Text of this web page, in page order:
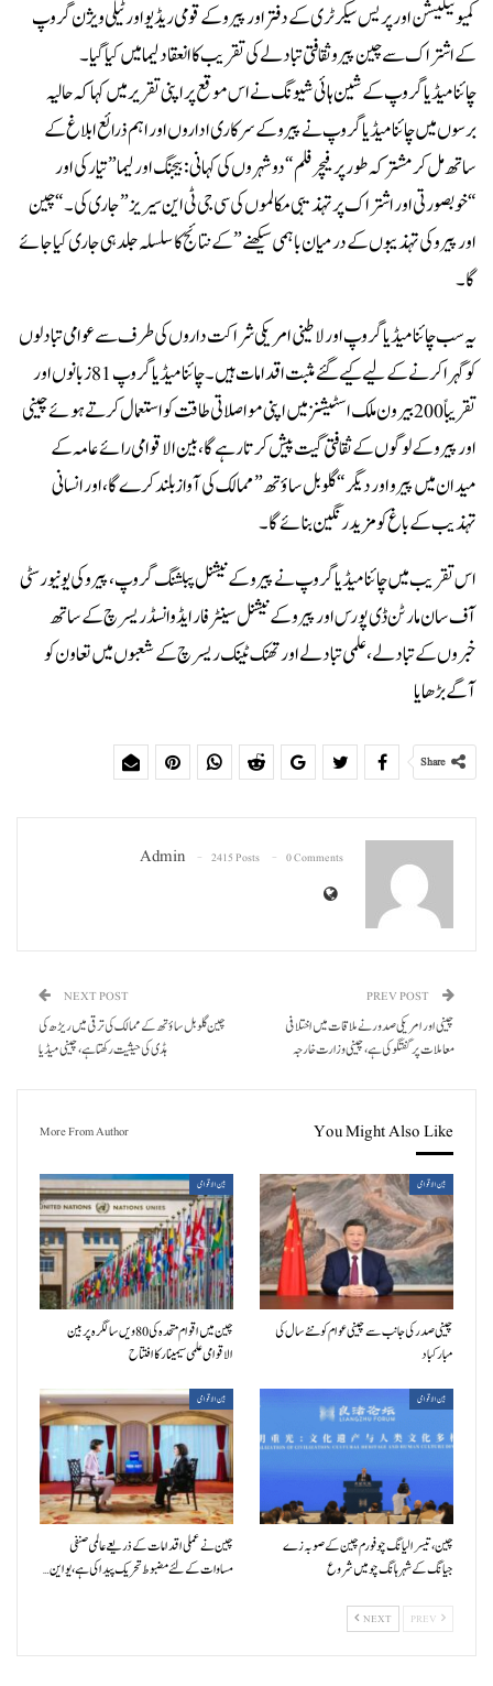
کمیونیکیشن اور پریس سیکرٹری کے دفتر اور پیرو کے قومی ریڈیو اور ٹیلی ویژن گروپ
کے اشتراک سے چین پیرو ثقافتی تبادلے کی تقریب کا انعقاد لیما میں کیا گیا۔
چائنا میڈیا گروپ کے شین ہائی شیونگ نے اس موقع پر اپنی تقریر میں کہا کہ حالیہ
برسوں میں چائنا میڈیا گروپ نے پیرو کے سرکاری اداروں اور اہم ذرائع ابلاغ کے
ساتھ مل کر مشترکہ طور پر فیچر فلم “دو شہروں کی کہانی: بیجنگ اور لیما” تیار کی اور
“خوبصورتی اور اشتراک پر تہذیبی مکالموں کی سی جی ٹی این سیریز” جاری کی۔ “چین
اور پیرو کی تہذیبوں کے درمیان باہمی سیکھنے” کے نتائج کا سلسلہ جلد ہی جاری کیا جائے
گا۔
یہ سب چائنا میڈیا گروپ اور لاطینی امریکی شراکت داروں کی طرف سے عوامی تبادلوں
کو گہرا کرنے کے لیے کیے گئے مثبت اقدامات ہیں۔ چائنا میڈیا گروپ 81 زبانوں اور
تقریباً 200 بیرون ملک اسٹیشنز میں اپنی مواصلاتی طاقت کو استعمال کرتے ہوئے چینی
اور پیرو کے لوگوں کے ثقافتی گیت پیش کرتا رہے گا، بین الاقوامی رائے عامہ کے
میدان میں پیرو اور دیگر “گلوبل ساؤتھ” ممالک کی آواز بلند کرے گا، اور انسانی
تہذیب کے باغ کو مزید رنگین بنائے گا۔
اس تقریب میں چائنا میڈیا گروپ نے پیرو کے نیشنل پبلشنگ گروپ، پیرو کی یونیورسٹی
آف سان مارٹن ڈی پورس اور پیرو کے نیشنل سینٹر فار ایڈوانسڈ ریسرچ کے ساتھ
خبروں کے تبادلے، علمی تبادلے اور تھنک ٹینک ریسرچ کے شعبوں میں تعاون کو
آگے بڑھایا
Share
Admin 2415 Posts 0 Comments
چینی اور امریکی صدور نے ملاقات میں اختلافی
معاملات پر گفتگو کی ہے، چینی وزارت خارجہ
NEXT POST
چین گلوبل ساؤتھ کے ممالک کی ترقی میں ریڑھ کی
ہڈی کی حیثیت رکھتا ہے، چینی میڈیا
You Might Also Like
More From Author
بین الاقوامی
چینی صدر کی جانب سے چینی عوام کو نئے سال کی
مبارکباد
بین الاقوامی
چین میں اقوام متحدہ کی 80ویں سالگرہ پر بین
الاقوامی علمی سیمینار کا افتتاح
بین الاقوامی
چین، تیسرا لیانگ چو فورم چین کے صوبہ زے
جیانگ کے شہر ہانگ چو میں شروع
بین الاقوامی
چین نے عملی اقدامات کے ذریعے عالمی صنفی
مساوات کے لئے مضبوط تحریک پیدا کی ہے، یو این…
NEXT